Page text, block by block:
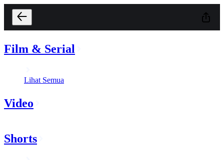
Film & Serial
Lihat Semua
Video
Shorts